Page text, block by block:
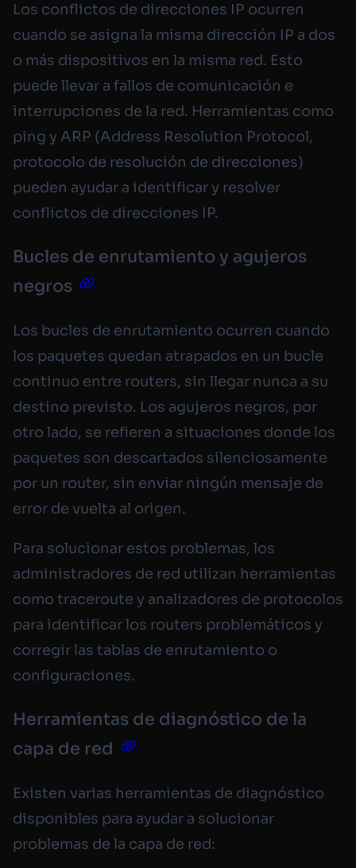
Los conflictos de direcciones IP ocurren
cuando se asigna la misma dirección IP a dos
o más dispositivos en la misma red. Esto
puede llevar a fallos de comunicación e
interrupciones de la red. Herramientas como
ping y ARP (Address Resolution Protocol,
protocolo de resolución de direcciones)
pueden ayudar a identificar y resolver
conflictos de direcciones IP.
Bucles de enrutamiento y agujeros
negros
Los bucles de enrutamiento ocurren cuando
los paquetes quedan atrapados en un bucle
continuo entre routers, sin llegar nunca a su
destino previsto. Los agujeros negros, por
otro lado, se refieren a situaciones donde los
paquetes son descartados silenciosamente
por un router, sin enviar ningún mensaje de
error de vuelta al origen.
Para solucionar estos problemas, los
administradores de red utilizan herramientas
como traceroute y analizadores de protocolos
para identificar los routers problemáticos y
corregir las tablas de enrutamiento o
configuraciones.
Herramientas de diagnóstico de la
capa de red
Existen varias herramientas de diagnóstico
disponibles para ayudar a solucionar
problemas de la capa de red: